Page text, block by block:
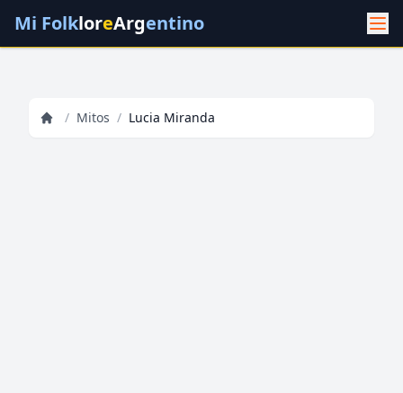
Mi FolkloreArgentino
/ Mitos / Lucia Miranda